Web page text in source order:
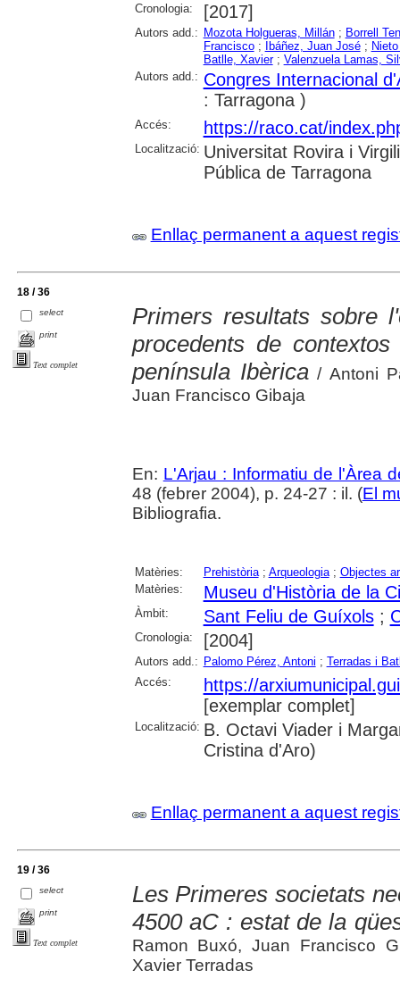
Cronologia: [2017]
Autors add.: Mozota Holgueras, Millán; Borrell
Francisco; Ibáñez, Juan José;
Batlle, Xavier; Valenzuela Lamas,
Autors add.: Congres Internacional
: Tarragona )
Accés: https://raco.cat/
Localització: Universitat Rovira i
Pública de Tarragona
Enllaç permanent a aquest
18 / 36
select
print
Text complet
Primers resultats sobre
procedents de
península Ibèrica/ Antoni
Juan Francisco Gibaja
En: L'Arjau : Informatiu de l'Àrea
48 (febrer 2004), p. 24-27 : il. (El
Bibliografia.
Matèries: Prehistòria; Arqueologia; Objectes
Matèries:
Museu d'Història de la
Àmbit: Sant Feliu de Guíxols;
Cronologia: [2004]
Autors add.: Palomo Pérez, Antoni ; Terradas i
Accés:
https://
[exemplar complet]
Localització: B. Octavi Viader i
Cristina d'Aro)
Enllaç permanent a aquest
19 / 36
select
print
Text complet
Les Primeres societats
4500 aC : estat de la
Ramon Buxó, Juan Francisco
Xavier Terradas